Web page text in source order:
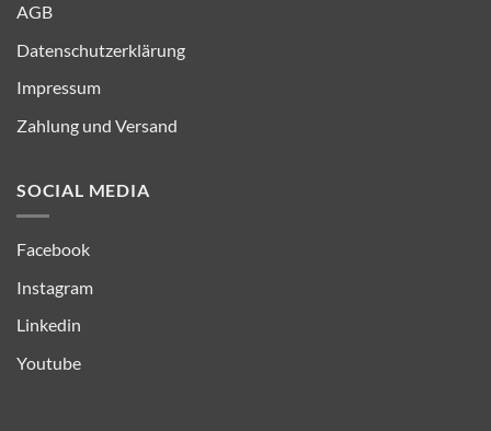
AGB
Datenschutzerklärung
Impressum
Zahlung und Versand
SOCIAL MEDIA
Facebook
Instagram
Linkedin
Youtube